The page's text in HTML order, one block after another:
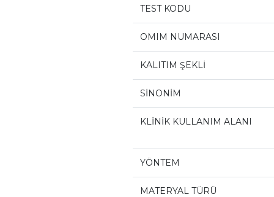
TEST KODU
OMIM NUMARASI
KALITIM ŞEKLİ
SİNONİM
KLİNİK KULLANIM ALANI
YÖNTEM
MATERYAL TÜRÜ